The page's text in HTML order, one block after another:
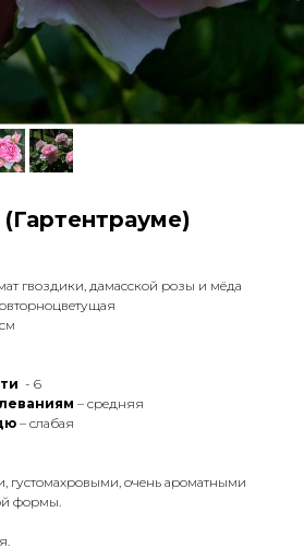
гвоздики, дамасской розы и мёда
- 6
– средняя
– слабая
очень ароматными
формы.